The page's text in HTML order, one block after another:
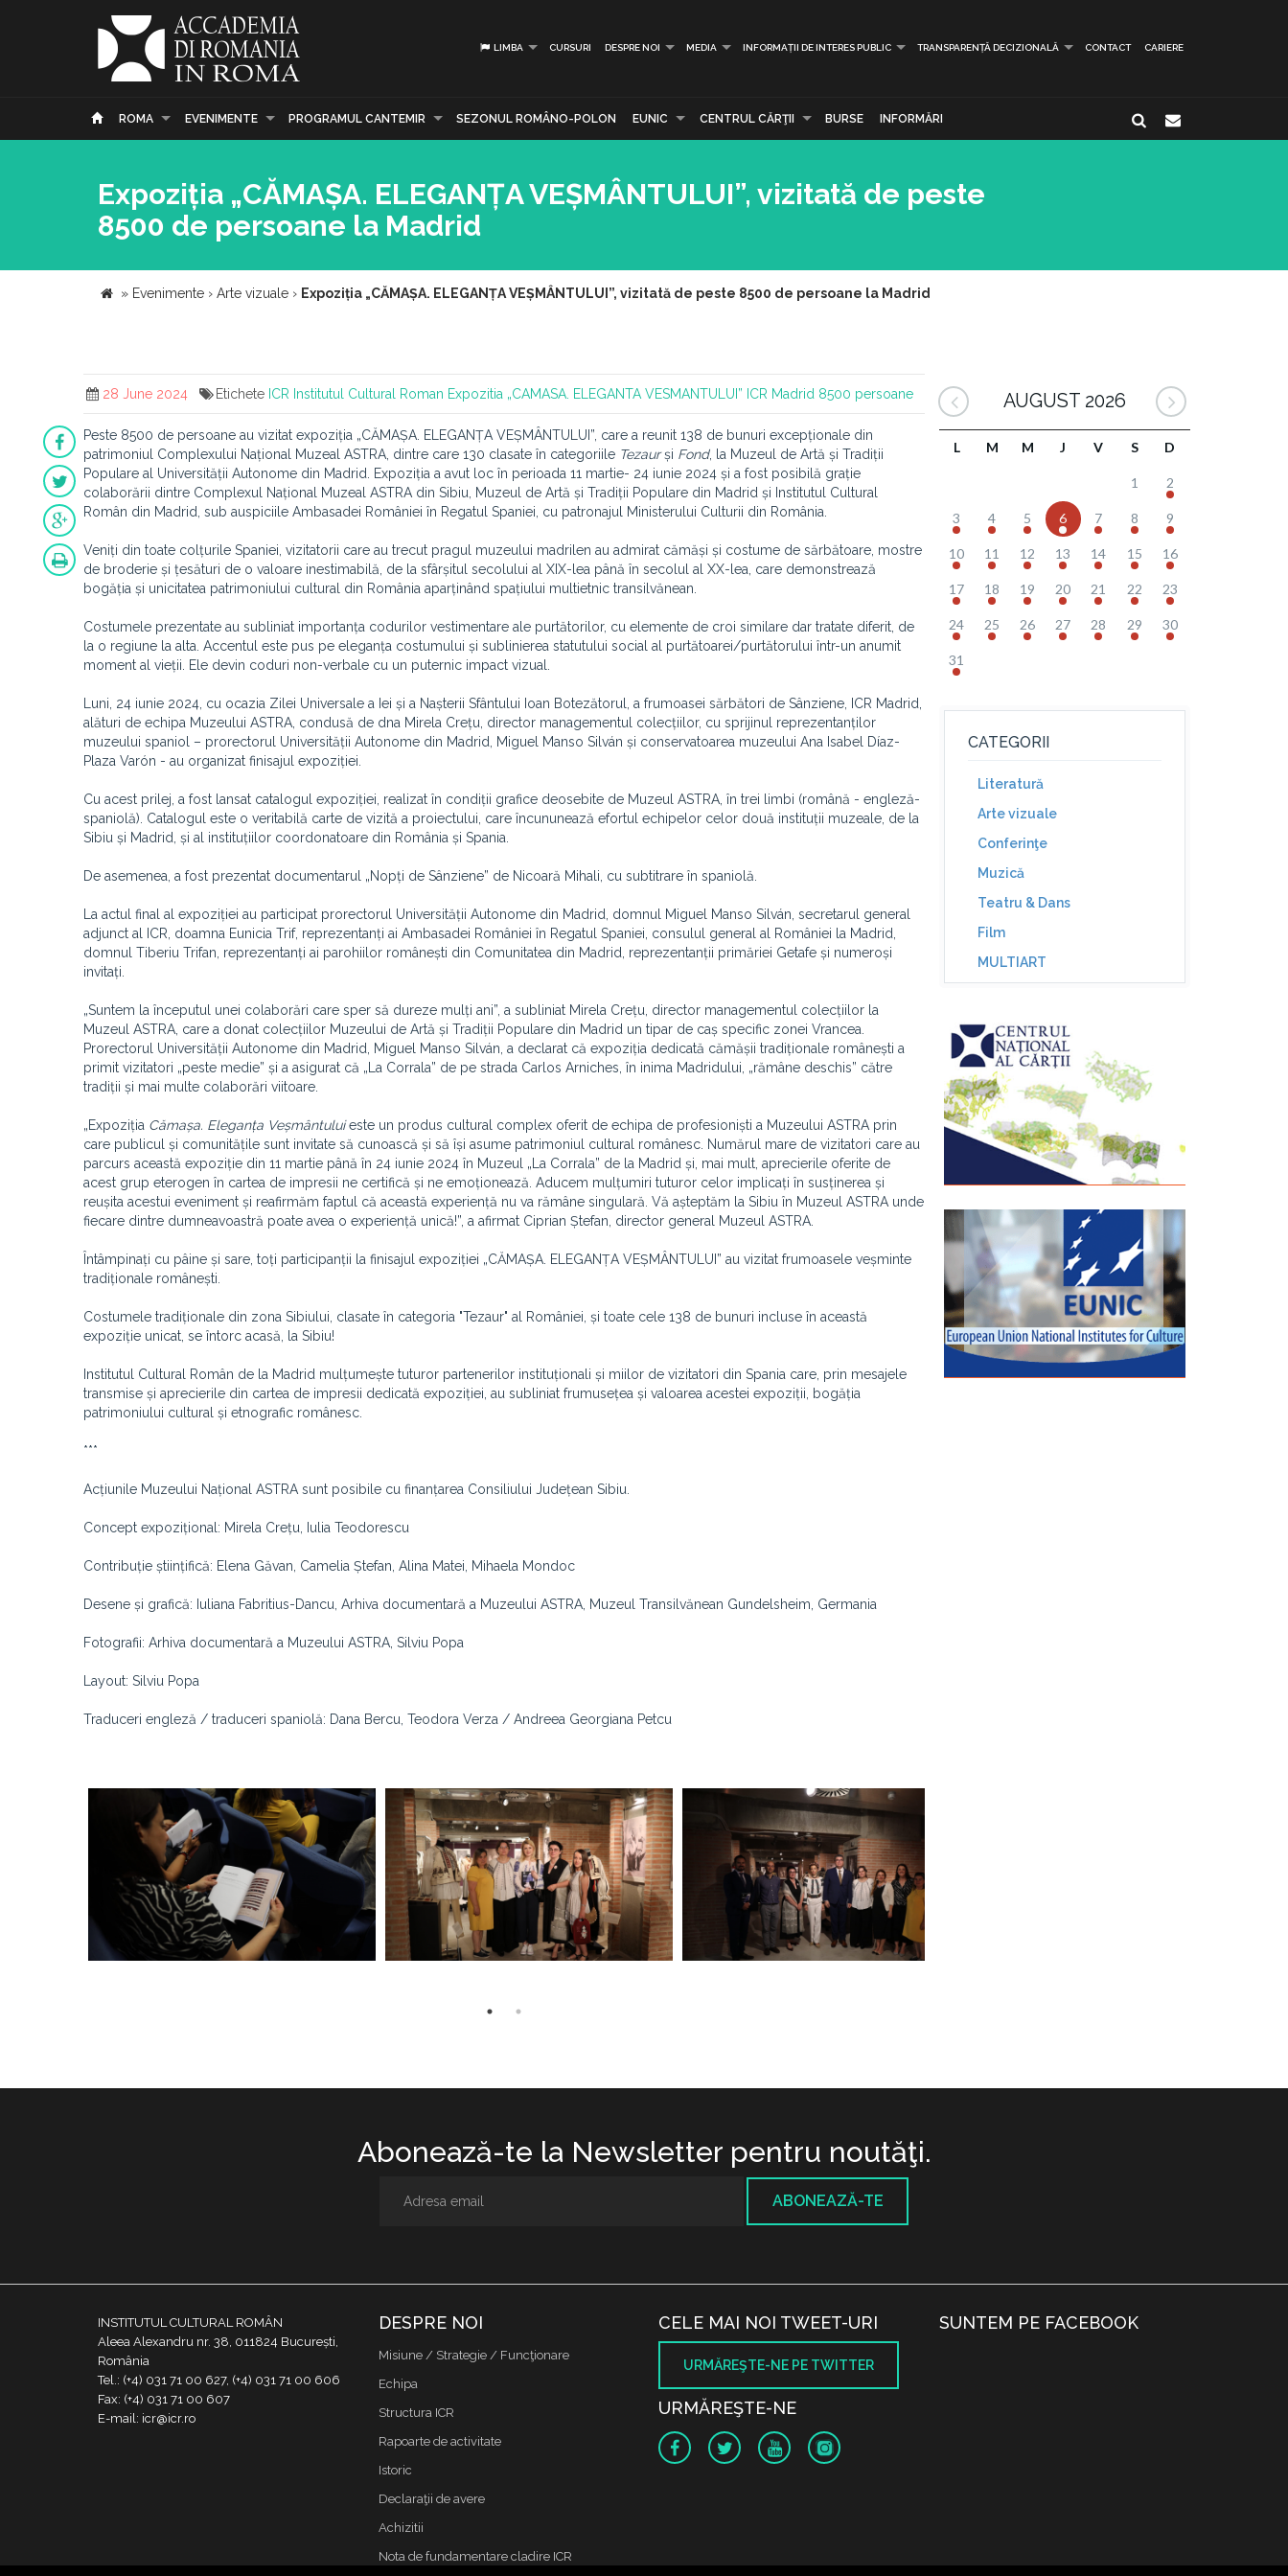
LIMBA CURSURI DESPRE NOI MEDIA INFORMAȚII DE INTERES PUBLIC TRANSPARENȚĂ DECIZIONALĂ CONTACT CARIERE
ROMA EVENIMENTE PROGRAMUL CANTEMIR SEZONUL ROMÂNO-POLON EUNIC CENTRUL CĂRŢII BURSE INFORMĂRI
Expoziția „CĂMAȘA. ELEGANȚA VEȘMÂNTULUI”, vizitată de peste
8500 de persoane la Madrid
» Evenimente › Arte vizuale › Expoziția „CĂMAȘA. ELEGANȚA VEȘMÂNTULUI”, vizitată de peste 8500 de persoane la Madrid
28 June 2024 Etichete ICR Institutul Cultural Roman Expozitia „CAMASA. ELEGANTA VESMANTULUI” ICR Madrid 8500 persoane
Peste 8500 de persoane au vizitat expoziția „CĂMAȘA. ELEGANȚA VEȘMÂNTULUI”, care a reunit 138 de bunuri excepționale din
patrimoniul Complexului Național Muzeal ASTRA, dintre care 130 clasate în categoriile Tezaurși Fond, la Muzeul de Artă și Tradiții
Populare al Universității Autonome din Madrid. Expoziția a avut loc în perioada 11 martie- 24 iunie 2024 și a fost posibilă grație
colaborării dintre Complexul Național Muzeal ASTRA din Sibiu, Muzeul de Artă și Tradiții Populare din Madrid și Institutul Cultural
Român din Madrid, sub auspiciile Ambasadei României în Regatul Spaniei, cu patronajul Ministerului Culturii din România.
Veniți din toate colțurile Spaniei, vizitatorii care au trecut pragul muzeului madrilen au admirat cămăși și costume de sărbătoare, mostre
de broderie și țesături de o valoare inestimabilă, de la sfârșitul secolului al XIX-lea până în secolul al XX-lea, care demonstrează
bogăția și unicitatea patrimoniului cultural din România aparținând spațiului multietnic transilvănean.
Costumele prezentate au subliniat importanța codurilor vestimentare ale purtătorilor, cu elemente de croi similare dar tratate diferit, de
la o regiune la alta. Accentul este pus pe eleganța costumului și sublinierea statutului social al purtătoarei/purtătorului într-un anumit
moment al vieții. Ele devin coduri non-verbale cu un puternic impact vizual.
Luni, 24 iunie 2024, cu ocazia Zilei Universale a Iei și a Nașterii Sfântului Ioan Botezătorul, a frumoasei sărbători de Sânziene, ICR Madrid,
alături de echipa Muzeului ASTRA, condusă de dna Mirela Crețu, director managementul colecțiilor, cu sprijinul reprezentanților
muzeului spaniol – prorectorul Universității Autonome din Madrid, Miguel Manso Silván și conservatoarea muzeului Ana Isabel Díaz-
Plaza Varón - au organizat finisajul expoziției.
Cu acest prilej, a fost lansat catalogul expoziției, realizat în condiții grafice deosebite de Muzeul ASTRA, în trei limbi (română - engleză-
spaniolă). Catalogul este o veritabilă carte de vizită a proiectului, care încununează efortul echipelor celor două instituții muzeale, de la
Sibiu și Madrid, și al instituțiilor coordonatoare din România și Spania.
De asemenea, a fost prezentat documentarul „Nopți de Sânziene” de Nicoară Mihali, cu subtitrare în spaniolă.
La actul final al expoziției au participat prorectorul Universității Autonome din Madrid, domnul Miguel Manso Silván, secretarul general
adjunct al ICR, doamna Eunicia Trif, reprezentanți ai Ambasadei României în Regatul Spaniei, consulul general al României la Madrid,
domnul Tiberiu Trifan, reprezentanți ai parohiilor românești din Comunitatea din Madrid, reprezentanții primăriei Getafe și numeroși
invitați.
„Suntem la începutul unei colaborări care sper să dureze mulți ani”, a subliniat Mirela Crețu, director managementul colecțiilor la
Muzeul ASTRA, care a donat colecțiilor Muzeului de Artă și Tradiții Populare din Madrid un tipar de caș specific zonei Vrancea.
Prorectorul Universității Autonome din Madrid, Miguel Manso Silván, a declarat că expoziția dedicată cămășii tradiționale românești a
primit vizitatori „peste medie” și a asigurat că „La Corrala” de pe strada Carlos Arniches, în inima Madridului, „rămâne deschis” către
tradiții și mai multe colaborări viitoare.
„Expoziția Cămașa. Eleganța Veșmântuluieste un produs cultural complex oferit de echipa de profesioniști a Muzeului ASTRA prin
care publicul și comunitățile sunt invitate să cunoască și să își asume patrimoniul cultural românesc. Numărul mare de vizitatori care au
parcurs această expoziție din 11 martie până în 24 iunie 2024 în Muzeul „La Corrala” de la Madrid și, mai mult, aprecierile oferite de
acest grup eterogen în cartea de impresii ne certifică și ne emoționează. Aducem mulțumiri tuturor celor implicați în susținerea și
reușita acestui eveniment și reafirmăm faptul că această experiență nu va rămâne singulară. Vă așteptăm la Sibiu în Muzeul ASTRA unde
fiecare dintre dumneavoastră poate avea o experiență unică!”, a afirmat Ciprian Ștefan, director general Muzeul ASTRA.
Întâmpinați cu pâine și sare, toți participanții la finisajul expoziției „CĂMAȘA. ELEGANȚA VEȘMÂNTULUI” au vizitat frumoasele veșminte
tradiționale românești.
Costumele tradiționale din zona Sibiului, clasate în categoria "Tezaur" al României, și toate cele 138 de bunuri incluse în această
expoziție unicat, se întorc acasă, la Sibiu!
Institutul Cultural Român de la Madrid mulțumește tuturor partenerilor instituționali și miilor de vizitatori din Spania care, prin mesajele
transmise și aprecierile din cartea de impresii dedicată expoziției, au subliniat frumusețea și valoarea acestei expoziții, bogăția
patrimoniului cultural și etnografic românesc.
***
Acțiunile Muzeului Național ASTRA sunt posibile cu finanțarea Consiliului Județean Sibiu.
Concept expozițional: Mirela Crețu, Iulia Teodorescu
Contribuție științifică: Elena Găvan, Camelia Ștefan, Alina Matei, Mihaela Mondoc
Desene și grafică: Iuliana Fabritius-Dancu, Arhiva documentară a Muzeului ASTRA, Muzeul Transilvănean Gundelsheim, Germania
Fotografii: Arhiva documentară a Muzeului ASTRA, Silviu Popa
Layout: Silviu Popa
Traduceri engleză / traduceri spaniolă: Dana Bercu, Teodora Verza / Andreea Georgiana Petcu
AUGUST 2026
L M M J V S D
1 2
3 4 5 6 7 8 9
10 11 12 13 14 15 16
17 18 19 20 21 22 23
24 25 26 27 28 29 30
31
CATEGORII
Literatură
Arte vizuale
Conferinţe
Muzică
Teatru & Dans
Film
MULTIART
Abonează-te la Newsletter pentru noutăţi.
ABONEAZĂ-TE
INSTITUTUL CULTURAL ROMÂN
Aleea Alexandru nr. 38, 011824 București,
România
Tel.: (+4) 031 71 00 627, (+4) 031 71 00 606
Fax: (+4) 031 71 00 607
E-mail: icr@icr.ro
DESPRE NOI
Misiune / Strategie / Funcţionare
Echipa
Structura ICR
Rapoarte de activitate
Istoric
Declaraţii de avere
Achizitii
Nota de fundamentare cladire ICR
CELE MAI NOI TWEET-URI
URMĂREŞTE-NE PE TWITTER
URMĂREŞTE-NE
SUNTEM PE FACEBOOK